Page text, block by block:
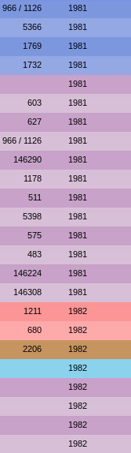
966 / 1126 1981
5366 1981
1769 1981
1732 1981
1981
603 1981
627 1981
966 / 1126 1981
146290 1981
1178 1981
511 1981
5398 1981
575 1981
483 1981
146224 1981
146308 1981
1211 1982
680 1982
2206 1982
1982
1982
1982
1982
1982